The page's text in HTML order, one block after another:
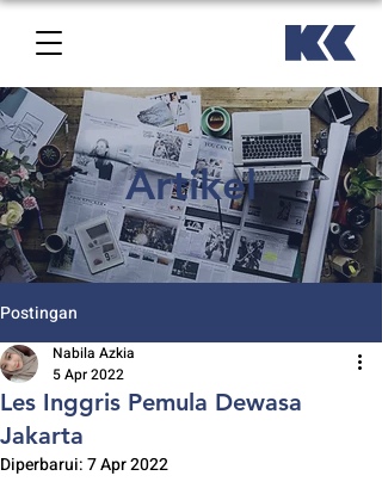
Artikel
Postingan
Les Inggris Pemula Dewasa
Jakarta
Nabila Azkia
5 Apr 2022
Diperbarui:7 Apr 2022